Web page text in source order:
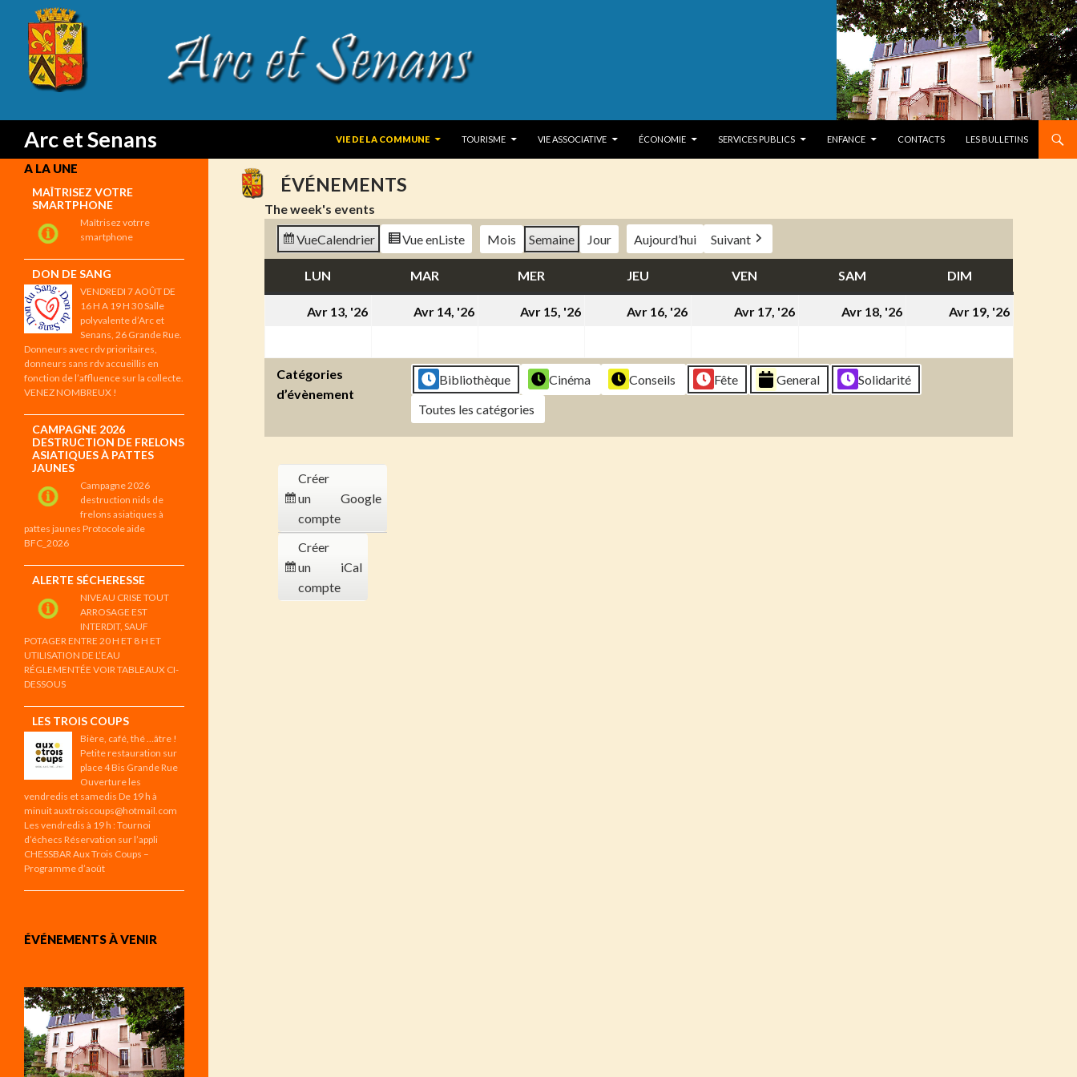
Arc et Senans
Search
VIE DE LA COMMUNE
TOURISME VIE ASSOCIATIVE ÉCONOMIE SERVICES PUBLICS ENFANCE CONTACTS LES BULLETINS
ÉVÉNEMENTS
The week's events
VueCalendrier Vue enListe Mois Semaine Jour Aujourd’hui Suivant
LUN MARMARDI MERMERCREDI JEU VEN SAM DIM
Avr 13, '26
2026
Avr 14, '26
2026
Avr 15, '26
2026
Avr 16, '26
2026
Avr 17, '26
2026
Avr 18, '26
2026
Avr 19, '26
2026
Catégories
d’évènement
Bibliothèque Cinéma Conseils Fête General
Solidarité
Toutes les catégories
Créer
un
compte
Google
Créer
un
compte
iCal
A LA UNE
MAÎTRISEZ VOTRE
SMARTPHONE
Maîtrisez votrre
smartphone
DON DE SANG
VENDREDI 7 AOÛT DE
16 H A 19 H 30 Salle
polyvalente d’Arc et
Senans, 26 Grande Rue.
Donneurs avec rdv prioritaires,
donneurs sans rdv accueillis en
fonction de l’affluence sur la collecte.
VENEZ NOMBREUX !
CAMPAGNE 2026
DESTRUCTION DE FRELONS
ASIATIQUES À PATTES
JAUNES
Campagne 2026
destruction nids de
frelons asiatiques à
pattes jaunes Protocole aide
BFC_2026
ALERTE SÉCHERESSE
NIVEAU CRISE TOUT
ARROSAGE EST
INTERDIT, SAUF
POTAGER ENTRE 20 H ET 8 H ET
UTILISATION DE L’EAU
RÉGLEMENTÉE VOIR TABLEAUX CI-
DESSOUS
LES TROIS COUPS
Bière, café, thé …âtre !
Petite restauration sur
place 4 Bis Grande Rue
Ouverture les
vendredis et samedis De 19 h à
minuit auxtroiscoups@hotmail.com
Les vendredis à 19 h : Tournoi
d’échecs Réservation sur l’appli
CHESSBAR Aux Trois Coups –
Programme d’août
ÉVÉNEMENTS À VENIR